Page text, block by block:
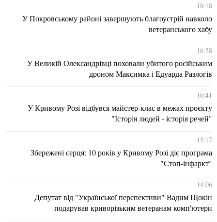
18:18
У Покровському районі завершують благоустрій навколо
ветеранського хабу
16:58
У Великій Олександрівці поховали убитого російським
дроном Максимка і Едуарда Разлогів
16:41
У Кривому Розі відбувся майстер-клас в межах проєкту
"Історія людей - історія речей"
15:17
Збережені серця: 10 років у Кривому Розі діє програма
"Стоп-інфаркт"
14:06
Депутат від "Української перспективи" Вадим Щокін
подарував криворізьким ветеранам комп'ютери